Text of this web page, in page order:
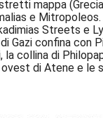
mappa
e
Streets e
Gazi confina con
la collina di
ovest di Atene e